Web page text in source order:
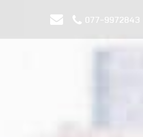
077-9972843